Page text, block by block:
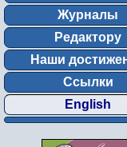
Журналы
Редактору
Наши
Ссылки
English